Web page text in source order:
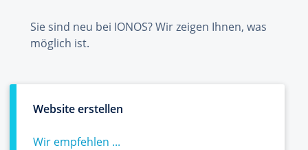
Sie sind neu bei IONOS? Wir zeigen Ihnen, was
möglich ist.
Website erstellen
Wir empfehlen ...